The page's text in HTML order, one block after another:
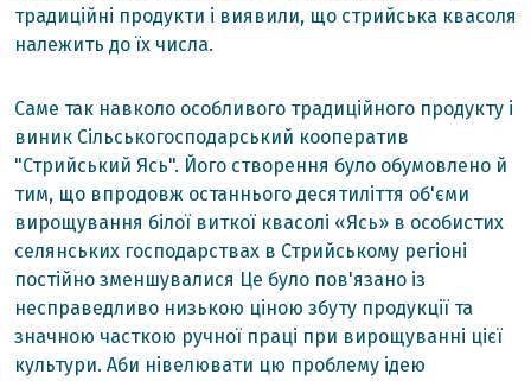
традиційні продукти і виявили, що стрийська квасоля
належить до їх числа.
Саме так навколо особливого традиційного продукту і
виник Сільськогосподарський кооператив
"Стрийський Ясь". Його створення було обумовлено й
тим, що впродовж останнього десятиліття об'єми
вирощування білої виткої квасолі «Ясь» в особистих
селянських господарствах в Стрийському регіоні
постійно зменшувалися Це було пов'язано із
несправедливо низькою ціною збуту продукції та
значною часткою ручної праці при вирощуванні цієї
культури. Аби нівелювати цю проблему ідею